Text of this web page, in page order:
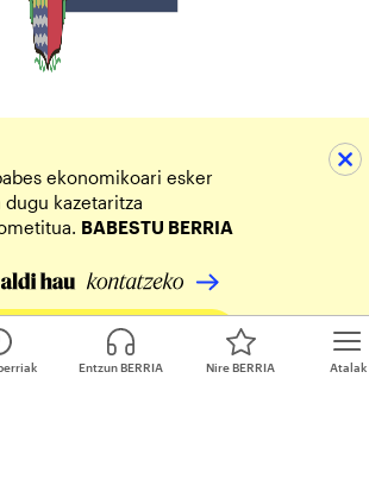
Atalak
Entzun BERRIA Nire BERRIA
ekonomikoari esker
kazetaritza
BABESTU BERRIA
Egin zure ekarpena